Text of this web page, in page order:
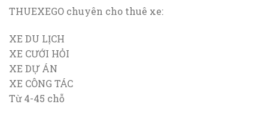
THUEXEGO chuyên cho thuê xe:
XE DU LỊCH
XE CƯỚI HỎI
XE DỰ ÁN
XE CÔNG TÁC
Từ 4-45 chỗ